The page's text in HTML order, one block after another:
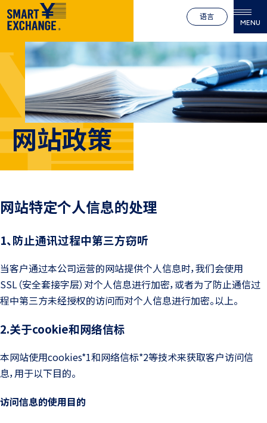
语言
MENU
网站政策
网站特定个人信息的处理
1、防止通讯过程中第三方窃听
当客户通过本公司运营的网站提供个人信息时，我们会使用
SSL（安全套接字层）对个人信息进行加密，或者为了防止通信过
程中第三方未经授权的访问而对个人信息进行加密。以上。
2.关于cookie和网络信标
本网站使用cookies*1和网络信标*2等技术来获取客户访问信
息，用于以下目的。
访问信息的使用目的